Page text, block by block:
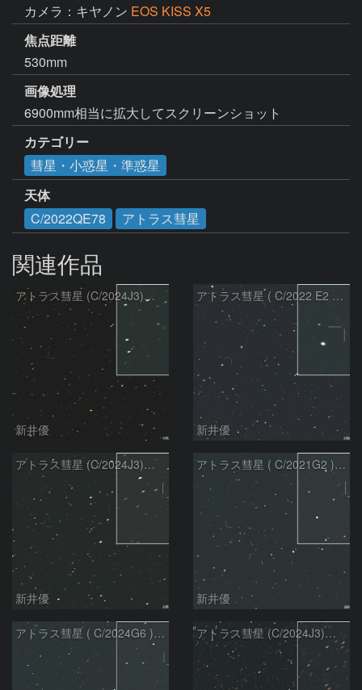
カメラ：キヤノン EOS KISS X5
焦点距離
530mm
画像処理
6900mm相当に拡大してスクリーンショット
カテゴリー
彗星・小惑星・準惑星
天体
C/2022QE78
アトラス彗星
関連作品
アトラス彗星 (C/2024J3)：2026/08/05
新井優
アトラス彗星 ( C/2022 E2 )：2026/07/27
新井優
アトラス彗星 (C/2024J3)：2026/07/26
新井優
アトラス彗星 ( C/2021G2 )：2026/07/09
新井優
アトラス彗星 ( C/2024G6 )：2026/07/09 アトラス彗星 (C/2024J3)：2026/07/09